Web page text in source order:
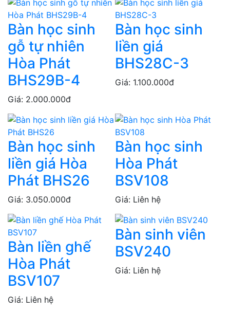
Bàn học sinh
gỗ tự nhiên
Hòa Phát
BHS29B-4
Giá: 2.000.000đ
Bàn học sinh
liền giá
BHS28C-3
Giá: 1.100.000đ
Bàn học sinh
liền giá Hòa
Phát BHS26
Giá: 3.050.000đ
Bàn học sinh
Hòa Phát
BSV108
Giá: Liên hệ
Bàn liền ghế
Hòa Phát
BSV107
Giá: Liên hệ
Bàn sinh viên
BSV240
Giá: Liên hệ